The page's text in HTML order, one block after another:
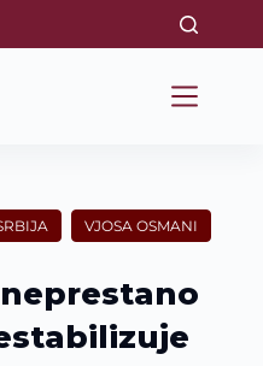
VJOSA OSMANI